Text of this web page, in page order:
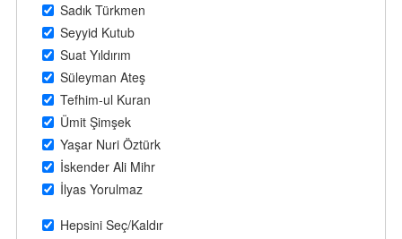
Sadık Türkmen
Seyyid Kutub
Suat Yıldırım
Süleyman Ateş
Tefhim-ul Kuran
Ümit Şimşek
Yaşar Nuri Öztürk
İskender Ali Mihr
İlyas Yorulmaz
Hepsini Seç/Kaldır